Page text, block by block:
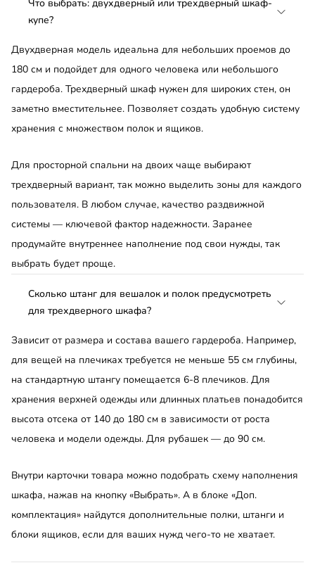
Что выбрать: двухдверный или трехдверный шкаф-
купе?
Двухдверная модель идеальна для небольших проемов до
180 см и подойдет для одного человека или небольшого
гардероба. Трехдверный шкаф нужен для широких стен, он
заметно вместительнее. Позволяет создать удобную систему
хранения с множеством полок и ящиков.
Для просторной спальни на двоих чаще выбирают
трехдверный вариант, так можно выделить зоны для каждого
пользователя. В любом случае, качество раздвижной
системы — ключевой фактор надежности. Заранее
продумайте внутреннее наполнение под свои нужды, так
выбрать будет проще.
Сколько штанг для вешалок и полок предусмотреть
для трехдверного шкафа?
Зависит от размера и состава вашего гардероба. Например,
для вещей на плечиках требуется не меньше 55 см глубины,
на стандартную штангу помещается 6-8 плечиков. Для
хранения верхней одежды или длинных платьев понадобится
высота отсека от 140 до 180 см в зависимости от роста
человека и модели одежды. Для рубашек — до 90 см.
Внутри карточки товара можно подобрать схему наполнения
шкафа, нажав на кнопку «Выбрать». А в блоке «Доп.
комплектация» найдутся дополнительные полки, штанги и
блоки ящиков, если для ваших нужд чего-то не хватает.